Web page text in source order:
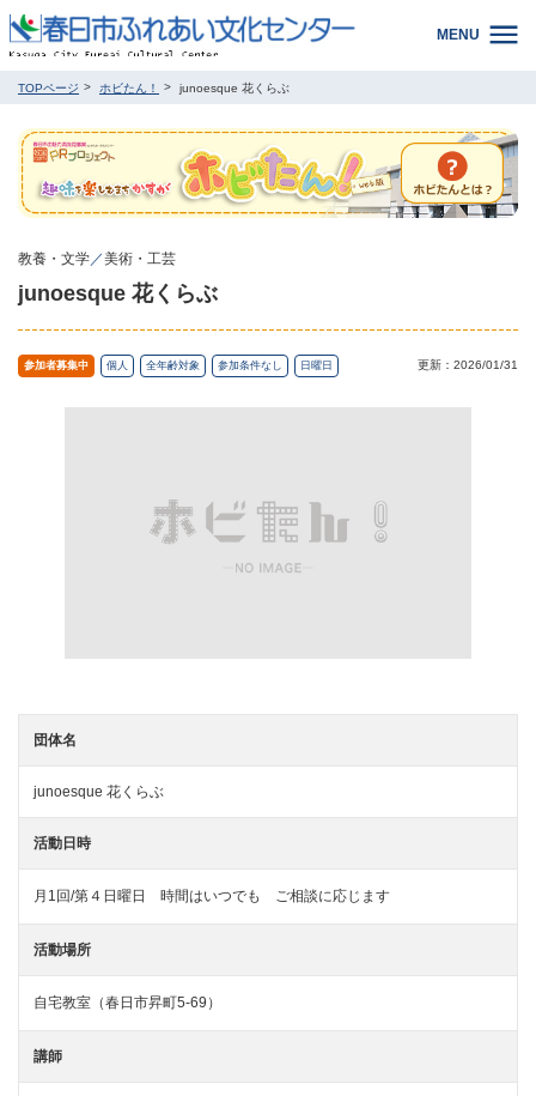
MENU
TOPページ ホビたん！ junoesque 花くらぶ
教養・文学／美術・工芸
junoesque 花くらぶ
参加者募集中 個人 全年齢対象 参加条件なし 日曜日 更新：2026/01/31
団体名
junoesque 花くらぶ
活動日時
月1回/第４日曜日 時間はいつでも ご相談に応じます
活動場所
自宅教室（春日市昇町5-69）
講師